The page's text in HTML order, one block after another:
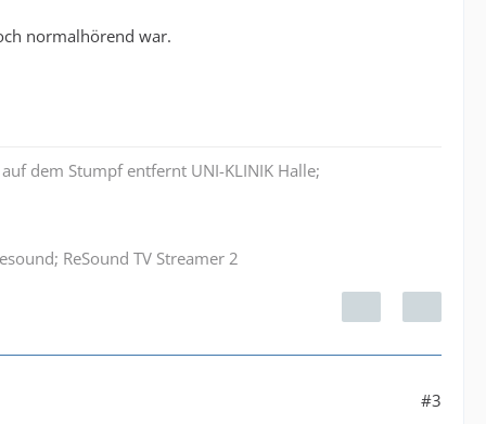
normalhörend war.
dem Stumpf entfernt UNI-KLINIK Halle;
ReSound TV Streamer 2
#3